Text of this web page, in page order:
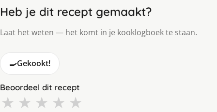
Heb je dit recept gemaakt?
Laat het weten — het komt in je kooklogboek te staan.
🍳Gekookt!
Beoordeel dit recept
★ ★ ★ ★ ★